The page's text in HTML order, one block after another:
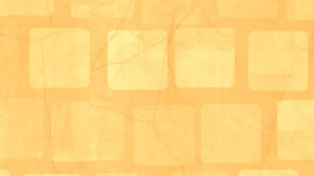
「枠をくっつけていくんやね！」と利用者様同士で話